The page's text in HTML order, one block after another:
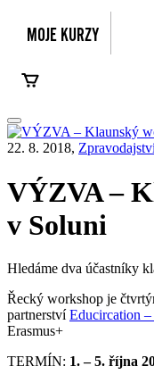
22. 8. 2018,
VÝZVA –
v Soluni
Hledáme dva účastníky
Řecký workshop je
partnerstvíEducircation
Erasmus+
TERMÍN: 1. – 5. října